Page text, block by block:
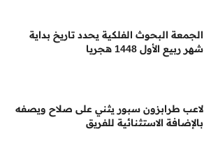
الجمعة البحوث الفلكية يحدد تاريخ بداية
شهر ربيع الأول 1448 هجريا
لاعب طرابزون سبور يثني على صلاح ويصفه
بالإضافة الاستثنائية للفريق